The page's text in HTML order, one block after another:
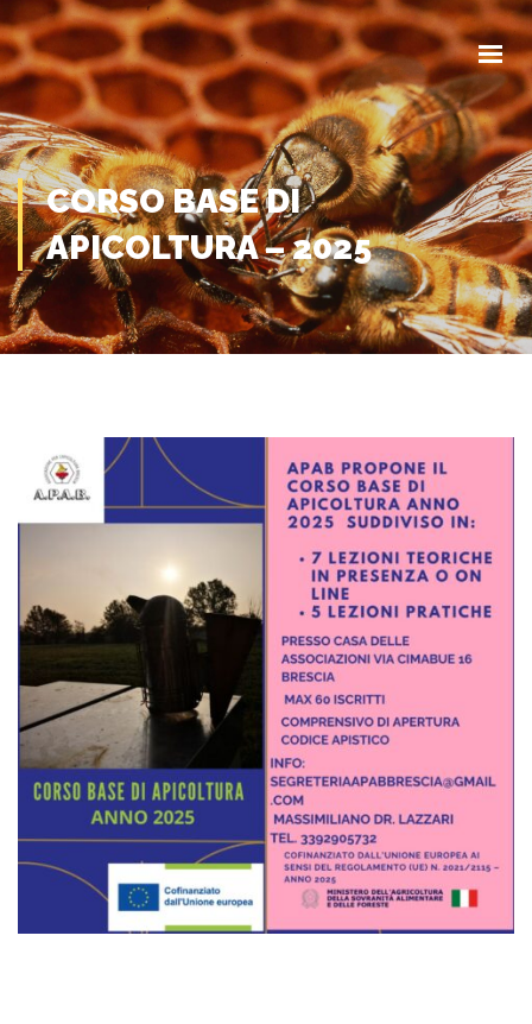
HOME
CHI SIAMO
COMUNICAZIONI
EVENTI
MODULISTICA
CONTATTI
CORSO BASE DI
APICOLTURA – 2025